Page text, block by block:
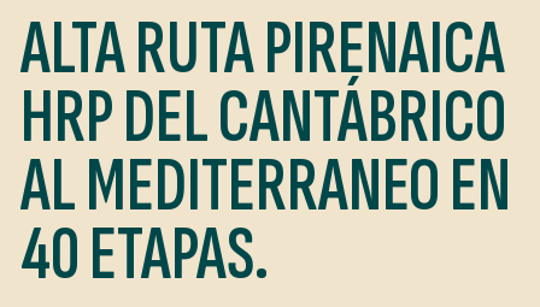
ALTA RUTA PIRENAICA
HRP DEL CANTÁBRICO
AL MEDITERRANEO EN
40 ETAPAS.